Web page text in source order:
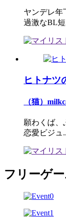
ヤンデレ
過激なBL短
ヒトナツ
（猫）
願わくば
恋愛ビジュ
フリーゲ